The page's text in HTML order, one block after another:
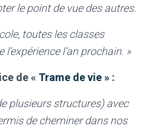
le point de vue des autres.
toutes les classes
l’an prochain. »
de « Trame de vie » :
plusieurs structures) avec
de cheminer dans nos